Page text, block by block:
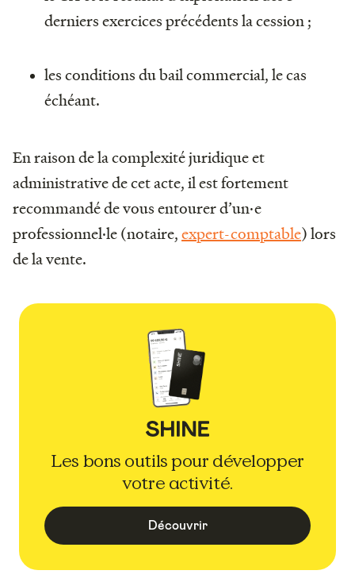
derniers exercices précédents la cession ;
les conditions du bail commercial, le cas
échéant.
En raison de la complexité juridique et
administrative de cet acte, il est fortement
recommandé de vous entourer d’un·e
professionnel·le (notaire,expert-comptable) lors
de la vente.
Les bons outils pour développer
votre activité.
Découvrir